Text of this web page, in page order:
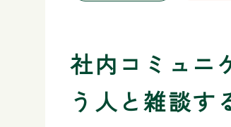
社内コミュ
う人と雑談す